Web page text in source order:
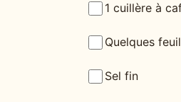
1 cuillère à
Quelques
Sel fin